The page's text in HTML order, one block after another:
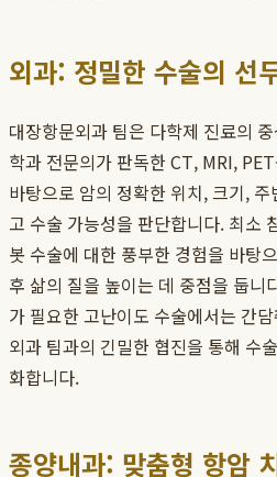
외과: 정밀한 수술의 선
대장항문외과 팀은 다학제 진료의
학과 전문의가 판독한 CT, MRI,
바탕으로 암의 정확한 위치, 크기,
고 수술 가능성을 판단합니다. 최소
봇 수술에 대한 풍부한 경험을 바탕
후 삶의 질을 높이는 데 중점을 둡니
가 필요한 고난이도 수술에서는 간
외과 팀과의 긴밀한 협진을 통해 수
화합니다.
종양내과: 맞춤형 항암